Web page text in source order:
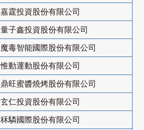
嘉霆投資股份有限公司
量子鑫投資股份有限公司
魔毒智能國際股份有限公司
惟動運動股份有限公司
鼎旺蜜醬燒烤股份有限公司
玄仁投資股份有限公司
秝驎國際股份有限公司